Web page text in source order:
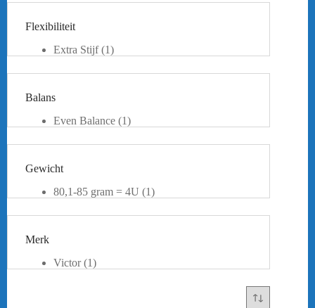
Flexibiliteit
Extra Stijf (1)
Balans
Even Balance (1)
Gewicht
80,1-85 gram = 4U (1)
Merk
Victor (1)